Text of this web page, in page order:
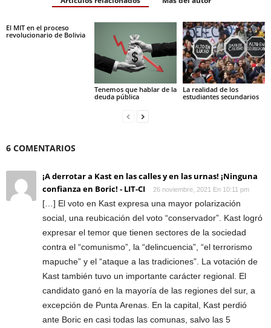
El MIT en el proceso
revolucionario de Bolivia
Tenemos que hablar de la
deuda pública
La realidad de los
estudiantes secundarios
6 COMENTARIOS
¡A derrotar a Kast en las calles y en las urnas! ¡Ninguna
confianza en Boric! - LIT-CI
26 noviembre, 2021 En 10:11 pm
[…] El voto en Kast expresa una mayor polarización
social, una reubicación del voto “conservador”. Kast logró
expresar el temor que tienen sectores de la sociedad
contra el “comunismo”, la “delincuencia”, “el terrorismo
mapuche” y el “ataque a las tradiciones”. La votación de
Kast también tuvo un importante carácter regional. El
candidato ganó en la mayoría de las regiones del sur, a
excepción de Punta Arenas. En la capital, Kast perdió
ante Boric en casi todas las comunas, salvo las 5